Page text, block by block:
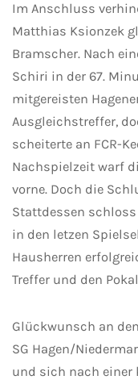
Im Anschluss
Matthias Ksionzek
Bramscher. Nach
Schiri in der 67.
mitgereisten
Ausgleichstreffer,
scheiterte an FCR-
Nachspielzeit warf
vorne. Doch die
Stattdessen
in den letzen
Hausherren
Treffer und den
Glückwunsch an
SG Hagen/
und sich nach einer